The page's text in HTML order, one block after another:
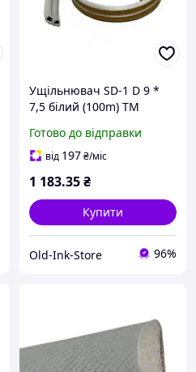
Ущільнювач SD-1 D 9 *
7,5 білий (100m) ТМ
Готово до відправки
від 197₴/міс
1 183.35₴
Купити
Old-Ink-Store 96%